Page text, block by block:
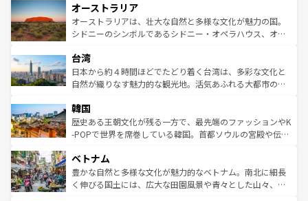
部のニューオーリンズでは、音楽と美食が融合した独特の
文化が魅力。旅行者はアメリカの各地域で異なる魅力を楽
しみながら、その多様性と豊かな歴史を感じることができ
ならではの贅沢な旅のスタイルだ。 なお、新着のアメリカ
情報はコンテンツ一覧を参照してほしい。
ワイ島は見逃せない。また、定番の観光地といえばオアフ
島だが、静かな自然を求めるならマウイ島やカウアイ島が
おすすめ。エメラルドグリーンに輝く海をはじめ、豊かな
れるおもてなしの心で訪れる人々を迎えてくれるハワイの
人々、おいしいローカルフードやハワイアンミュージッ
ク、伝統的なフラダンスなど、すべてがハワイの魅力を彩
ワイを、存分に味わってほしい。 なお、新着のハワイ情報
はコンテンツ一覧を参照してほしい。
オーストラリア
オーストラリアは、壮大な自然と多様な文化が魅力の国。
シドニーのシンボルであるシドニー・オペラハウス、オー
リアリーフや大陸中央部にそびえるウルル（エアーズロッ
ク）、タスマニアの美しい原生林やケアンズの熱帯雨林な
ど、見どころがたくさん。また、カフェやワイン、オージ
いる。アクティビティも充実しており、サーフィンやダイ
ビング、ハイキングなど、アウトドア好きにはたまらな
い。オーストラリアの多彩な魅力を存分に味わいつくそ
参照してほしい。
台湾
日本から約４時間ほどでたどり着く台湾は、多彩な文化と
自然が織りなす魅力的な観光地。活気あふれる大都市の台
ン）、静ひつな山岳地帯である台湾東部など、都市の喧騒
と山間の静けさが共存しており、訪れる人に新しい発見と
驚きをもたらしてくれる。また、奥深い台湾の食文化も魅
容にもいいと評判のスイーツなど、バラエティ豊かな料理
が味わえる。 なお、新着の台湾情報は コンテンツ一覧を参
照してほしい。
韓国
歴史ある王朝文化が残る一方で、最先端のファッションやK
-POPで世界を席巻している韓国。首都ソウルの宮殿や伝統
き、地方に足を延ばせば四季折々の自然美を楽しむことが
できる。そして、キムチや焼肉、絶品のストリートフード
まで、さまざまな韓国料理が待っている。夜には、韓国な
ベトナム
豊かな自然と多様な文化が魅力的なベトナム。南北に細長
く伸びる国土には、広大な田園風景や青々とした山々、世